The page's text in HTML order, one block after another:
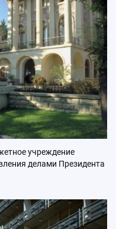
учреждение
делами Президента